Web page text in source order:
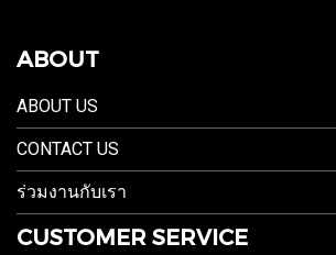
ABOUT
ABOUT US
CONTACT US
ร่วมงานกับเรา
CUSTOMER SERVICE